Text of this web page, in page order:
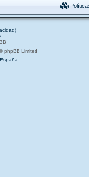
phpBB Limited